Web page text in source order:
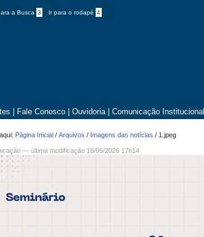
a Busca 3 Ir para o rodapé 4
Fale Conosco Ouvidoria Comunicação Institucional
Página Inicial /Arquivos / Imagens das notícias / 1.jpeg
—última modificação 18/05/2026 17h14